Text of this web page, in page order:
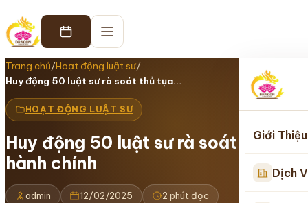
Giới Thiệu
Dịch
Trang chủ/Hoạt động luật sư/
Huy động 50 luật sư rà soát thủ tục…
HOẠT ĐỘNG LUẬT SƯ
Huy động 50 luật sư rà soát thủ tục
hành chính
admin 12/02/2025 2 phút đọc